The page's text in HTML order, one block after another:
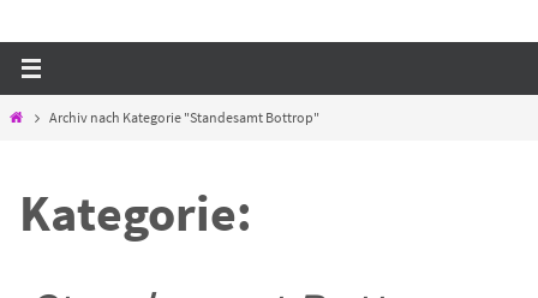
StartArchiv nach Kategorie "Standesamt Bottrop"
Kategorie: